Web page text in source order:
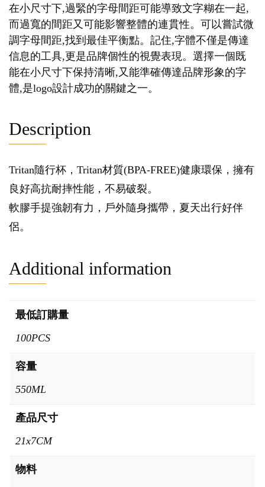
在小尺寸下,過緊的字母間距可能導致文字糊在一起,
而過寬的間距又可能影響整體的連貫性。可以嘗試微
調字母間距,找到最佳平衡點。記住,字體不僅是傳達
信息的工具,更是品牌個性的視覺表現。選擇一個既
能在小尺寸下保持清晰,又能準確傳達品牌形象的字
體,是logo設計成功的關鍵之一。
Description
Tritan隨行杯，Tritan材質(BPA-FREE)健康環保，擁有
良好高抗耐摔性能，不易破裂。
軟膠手提強韌有力，戶外隨身攜帶，夏天出行好伴
侶。
Additional information
最低訂購量
100PCS
容量
550ML
產品尺寸
21x7CM
物料